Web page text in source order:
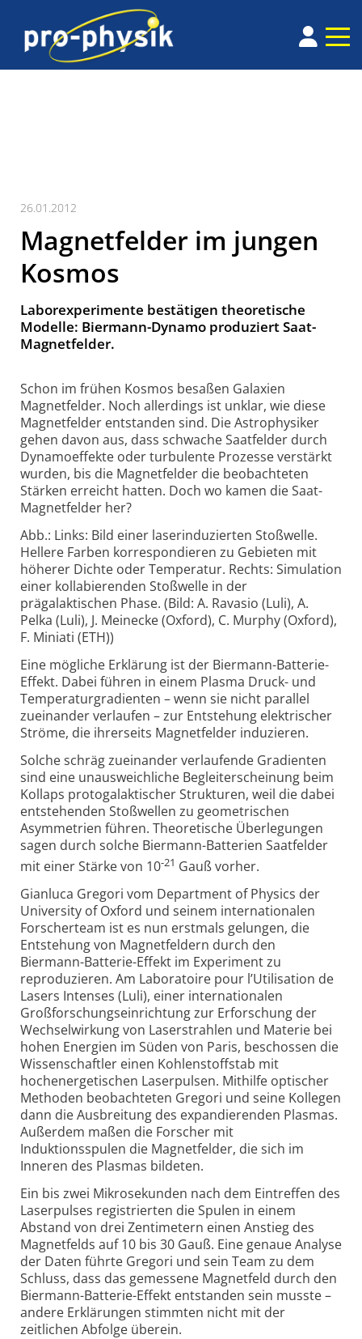
26.01.2012
Magnetfelder im jungen
Kosmos
Laborexperimente bestätigen theoretische
Modelle: Biermann-Dynamo produziert Saat-
Magnetfelder.
Schon im frühen Kosmos besaßen Galaxien
Magnetfelder. Noch allerdings ist unklar, wie diese
Magnetfelder entstanden sind. Die Astrophysiker
gehen davon aus, dass schwache Saatfelder durch
Dynamoeffekte oder turbulente Prozesse verstärkt
wurden, bis die Magnetfelder die beobachteten
Stärken erreicht hatten. Doch wo kamen die Saat-
Magnetfelder her?
Abb.: Links: Bild einer laserinduzierten Stoßwelle.
Hellere Farben korrespondieren zu Gebieten mit
höherer Dichte oder Temperatur. Rechts: Simulation
einer kollabierenden Stoßwelle in der
prägalaktischen Phase. (Bild: A. Ravasio (Luli), A.
Pelka (Luli), J. Meinecke (Oxford), C. Murphy (Oxford),
F. Miniati (ETH))
Eine mögliche Erklärung ist der Biermann-Batterie-
Effekt. Dabei führen in einem Plasma Druck- und
Temperaturgradienten – wenn sie nicht parallel
zueinander verlaufen – zur Entstehung elektrischer
Ströme, die ihrerseits Magnetfelder induzieren.
Solche schräg zueinander verlaufende Gradienten
sind eine unausweichliche Begleiterscheinung beim
Kollaps protogalaktischer Strukturen, weil die dabei
entstehenden Stoßwellen zu geometrischen
Asymmetrien führen. Theoretische Überlegungen
sagen durch solche Biermann-Batterien Saatfelder
mit einer Stärke von 10-21 Gauß vorher.
Gianluca Gregori vom Department of Physics der
University of Oxford und seinem internationalen
Forscherteam ist es nun erstmals gelungen, die
Entstehung von Magnetfeldern durch den
Biermann-Batterie-Effekt im Experiment zu
reproduzieren. Am Laboratoire pour l’Utilisation de
Lasers Intenses (Luli), einer internationalen
Großforschungseinrichtung zur Erforschung der
Wechselwirkung von Laserstrahlen und Materie bei
hohen Energien im Süden von Paris, beschossen die
Wissenschaftler einen Kohlenstoffstab mit
hochenergetischen Laserpulsen. Mithilfe optischer
Methoden beobachteten Gregori und seine Kollegen
dann die Ausbreitung des expandierenden Plasmas.
Außerdem maßen die Forscher mit
Induktionsspulen die Magnetfelder, die sich im
Inneren des Plasmas bildeten.
Ein bis zwei Mikrosekunden nach dem Eintreffen des
Laserpulses registrierten die Spulen in einem
Abstand von drei Zentimetern einen Anstieg des
Magnetfelds auf 10 bis 30 Gauß. Eine genaue Analyse
der Daten führte Gregori und sein Team zu dem
Schluss, dass das gemessene Magnetfeld durch den
Biermann-Batterie-Effekt entstanden sein musste –
andere Erklärungen stimmten nicht mit der
zeitlichen Abfolge überein.